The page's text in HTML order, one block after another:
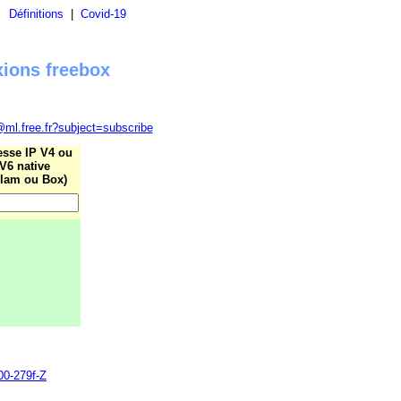
Définitions Covid-19
freebox
IP V4 ou
V6 native
ou Box)
279f-Z